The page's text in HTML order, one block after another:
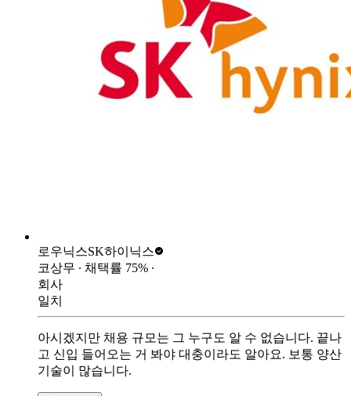
로우닉스SK하이닉스
코상무 ∙ 채택률 75% ∙
회사
일치
아시겠지만 채용 규모는 그 누구도 알 수 없습니다. 끝나
고 신입 들어오는 거 봐야 대충이라도 알아요. 보통 양산
기술이 많습니다.